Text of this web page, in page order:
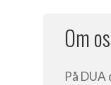
Om
På DUA